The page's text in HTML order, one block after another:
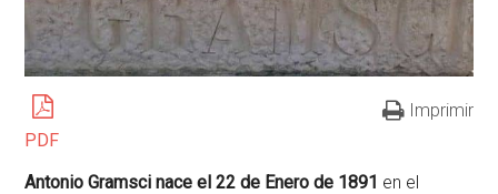
PDF
Imprimir
Antonio Gramsci nace el 22 de Enero de 1891 en el